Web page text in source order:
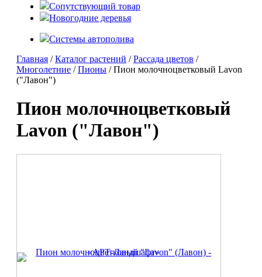
Сопутствующий товар
Новогодние деревья
Системы автополива
Главная /Каталог растений /Рассада цветов /
Многолетние /Пионы / Пион молочноцветковый Lavon
("Лавон")
Пион молочноцветковый
Lavon ("Лавон")